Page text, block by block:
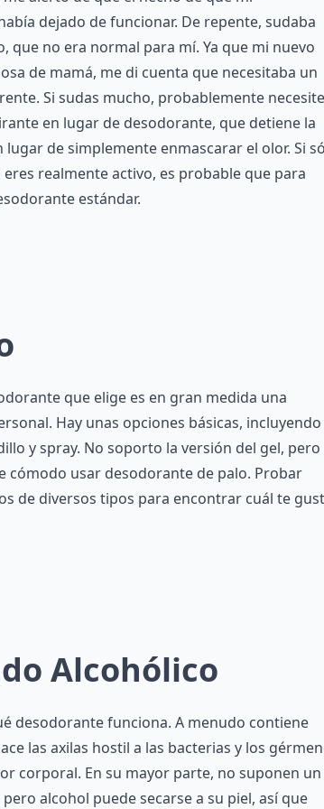
dejado de funcionar. De repente, sudaba
que no era normal para mí. Ya que mi nuevo
de mamá, me di cuenta que necesitaba un
Si sudas mucho, probablemente necesite
en lugar de desodorante, que detiene la
lugar de simplemente enmascarar el olor. Si
realmente activo, es probable que para
estándar.
que elige es en gran medida una
Hay unas opciones básicas, incluyendo
y spray. No soporto la versión del gel, pero
cómodo usar desodorante de palo. Probar
de diversos tipos para encontrar cuál te
Alcohólico
desodorante funciona. A menudo contiene
las axilas hostil a las bacterias y los
corporal. En su mayor parte, no suponen un
alcohol puede secarse a su piel, así que